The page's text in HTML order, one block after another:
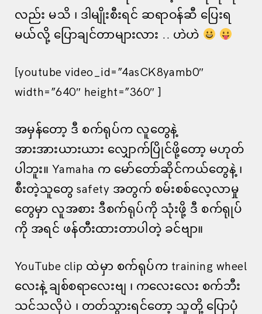
လည်း မသိ ၊ ဒါမျိုးစီးရင် ဆရာဝန်ဆီ ပြေးရ
မယ်လို့ ပြောချင်တာများလား .. ဟဲဟဲ
[youtube video_id=”4asCK8yamb0″
width=”640″ height=”360″ ]
အမှန်တော့ ဒီ စက်ရုပ်က လူတွေနဲ့
အားအားယားယား လျှောက်ပြိုင်ဖို့တော့ မဟုတ်
ပါဘူး။ Yamaha က မော်တော်ဆိုင်ကယ်တွေနဲ့ ၊
စီးတဲ့သူတွေ safety အတွက် စမ်းစစ်လေ့လာမှု
တွေမှာ လူအစား ဒီစက်ရုပ်ကို သုံးဖို့ ဒီ စက်ရုုပ်
ကို အရင် ဖန်တီးထားတာပါတဲ့ ခင်ဗျာ။
YouTube clip ထဲမှာ စက်ရုပ်က training wheel
လေးနဲ့ ချစ်စရာလေးဗျ ၊ ကလေးလေး စက်ဘီး
သင်သလိုပဲ ၊ တတ်သွားရင်တော့ သူတို့ ပြောပုံ